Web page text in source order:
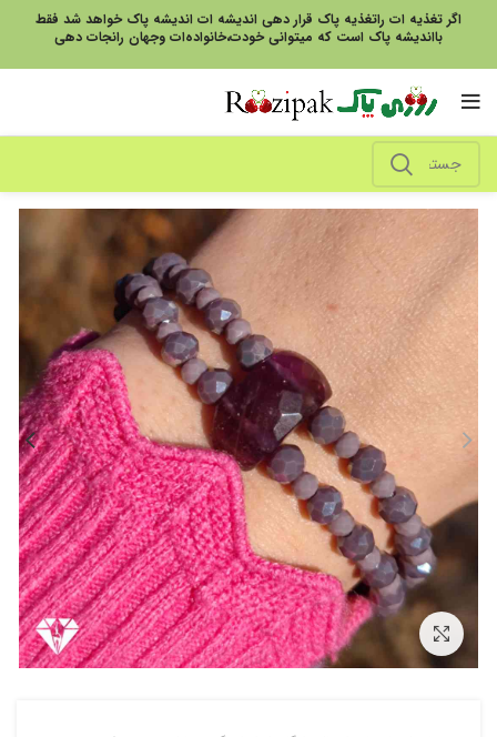
اگر تغذیه ات راتغذیه پاک قرار دهی اندیشه ات اندیشه پاک خواهد شد فقط
بااندیشه پاک است که میتوانی خودت،خانواده‌ات وجهان رانجات دهی
بزرگنمایی تصویر